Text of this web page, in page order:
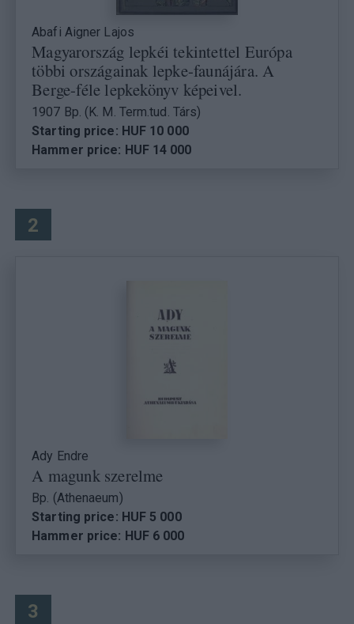
Abafi Aigner Lajos
Magyarország lepkéi tekintettel Európa
többi országainak lepke-faunájára. A
Berge-féle lepkekönyv képeivel.
1907 Bp. (K. M. Term.tud. Társ)
Starting price: HUF 10 000
Hammer price: HUF 14 000
2
Ady Endre
A magunk szerelme
Bp. (Athenaeum)
Starting price: HUF 5 000
Hammer price: HUF 6 000
3